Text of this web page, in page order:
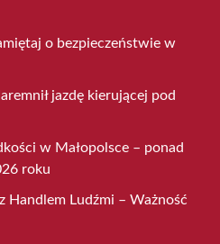
o bezpieczeństwie w
jazdę kierującej pod
w Małopolsce – ponad
roku
Handlem Ludźmi – Ważność